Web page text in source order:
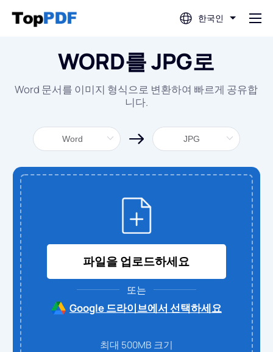
한국인
PDF 편집
PDF 번역
PDF 병합
PDF 분할
PDF 압축
PDF에서 변환
PDF에서 WORD로
PDF로 변환
JPG로 변환
WORD를 JPG로
Word 문서를 이미지 형식으로 변환하여 빠르게 공유합
니다.
파일을 업로드하세요
또는
Google 드라이브에서 선택하세요
최대 500MB 크기